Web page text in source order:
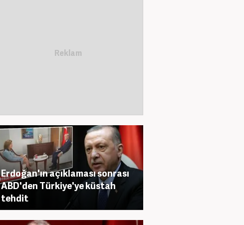
Erdoğan'ın açıklaması sonrası
ABD'den Türkiye'ye küstah
tehdit